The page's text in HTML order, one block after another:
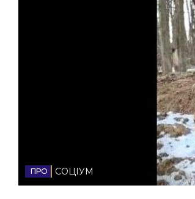
НОВИНИ ЗАХІДНОЇ
СОЦІУМ